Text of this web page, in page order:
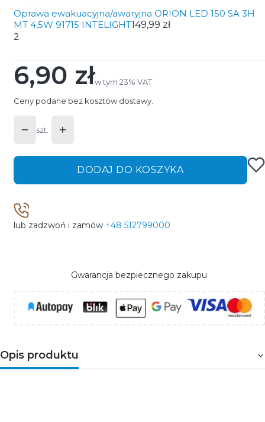
Oprawa ewakuacyjna/awaryjna ORION LED 150 SA 3H
MT 4,5W 91715 INTELIGHT149,99 zł
2
Cena
6,90 złw tym 23% VAT
w tym 23% VAT
Ceny podane bez kosztów dostawy.
szt.
DODAJ DO KOSZYKA
lub zadzwoń i zamów +48 512799000
Gwarancja bezpiecznego zakupu
Opis produktu